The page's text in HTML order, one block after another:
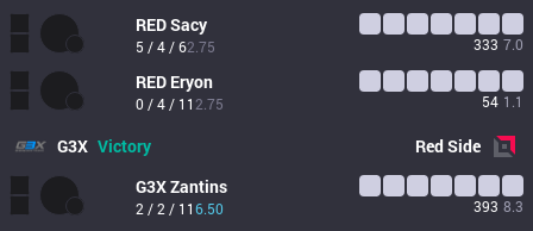
REDSacy
5 / 4 / 62.75 333 7.0
RED Eryon
0 / 4 / 11 2.75 54 1.1
G3X Victory RedSide
G3XZantins
2 / 2 / 116.50 393 8.3